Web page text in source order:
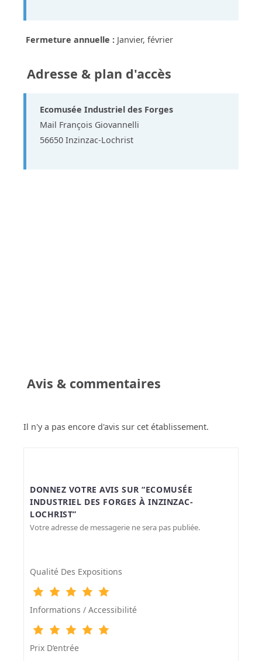
Fermeture annuelle : Janvier, février
Adresse & plan d'accès
Ecomusée Industriel des Forges
Mail François Giovannelli
56650 Inzinzac-Lochrist
Avis & commentaires
Il n'y a pas encore d'avis sur cet établissement.
DONNEZ VOTRE AVIS SUR “ECOMUSÉE
INDUSTRIEL DES FORGES À INZINZAC-
LOCHRIST”
Votre adresse de messagerie ne sera pas publiée.
Qualité Des Expositions
Informations / Accessibilité
Prix D‘entrée